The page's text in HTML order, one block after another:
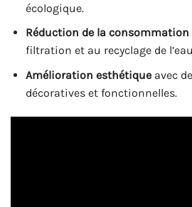
écologique.
Réduction de la consommation
filtration et au recyclage de
Amélioration esthétiqueavec
décoratives et fonctionnelles.